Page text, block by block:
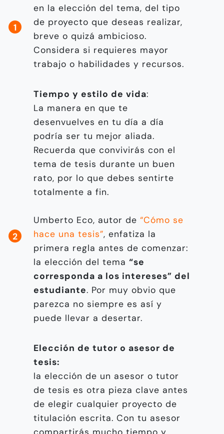
en la elección del tema, del tipo
de proyecto que deseas realizar,
breve o quizá ambicioso.
Considera si requieres mayor
trabajo o habilidades y recursos.
Tiempo y estilo de vida:
La manera en que te
desenvuelves en tu día a día
podría ser tu mejor aliada.
Recuerda que convivirás con el
tema de tesis durante un buen
rato, por lo que debes sentirte
totalmente a fin.
Umberto Eco, autor de “Cómo se
hace una tesis”, enfatiza la
primera regla antes de comenzar:
la elección del tema “se
corresponda a los intereses” del
estudiante. Por muy obvio que
parezca no siempre es así y
puede llevar a desertar.
Elección de tutor o asesor de
tesis:
la elección de un asesor o tutor
de tesis es otra pieza clave antes
de elegir cualquier proyecto de
titulación escrita. Con tu asesor